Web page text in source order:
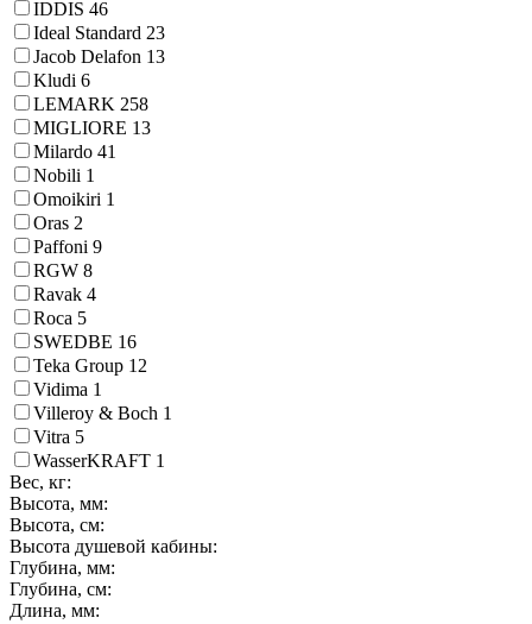
IDDIS 46
Ideal Standard 23
Jacob Delafon 13
Kludi 6
LEMARK 258
MIGLIORE 13
Milardo 41
Nobili 1
Omoikiri 1
Oras 2
Paffoni 9
RGW 8
Ravak 4
Roca 5
SWEDBE 16
Teka Group 12
Vidima 1
Villeroy & Boch 1
Vitra 5
WasserKRAFT 1
Вес, кг:
Высота, мм:
Высота, см:
Высота душевой кабины:
Глубина, мм:
Глубина, см:
Длина, мм: